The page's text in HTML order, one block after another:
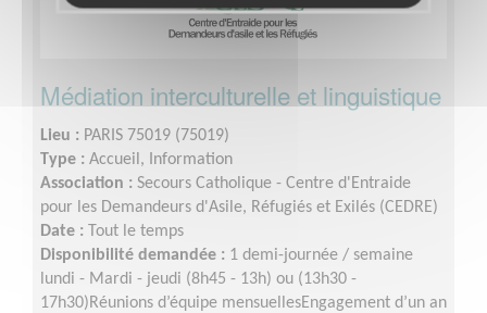
Médiation interculturelle et linguistique
Lieu : PARIS 75019 (75019)
Type : Accueil, Information
Association : Secours Catholique - Centre d'Entraide
pour les Demandeurs d'Asile, Réfugiés et Exilés (CEDRE)
Date :
Tout le temps
Disponibilité demandée : 1 demi-journée / semaine
lundi - Mardi - jeudi (8h45 - 13h) ou (13h30 -
17h30)Réunions d’équipe mensuellesEngagement d’un an